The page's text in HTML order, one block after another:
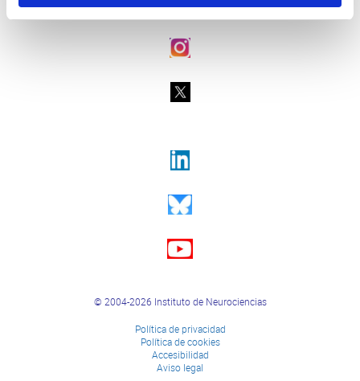
© 2004-2026 Instituto de Neurociencias
Política de privacidad
Política de cookies
Accesibilidad
Aviso legal